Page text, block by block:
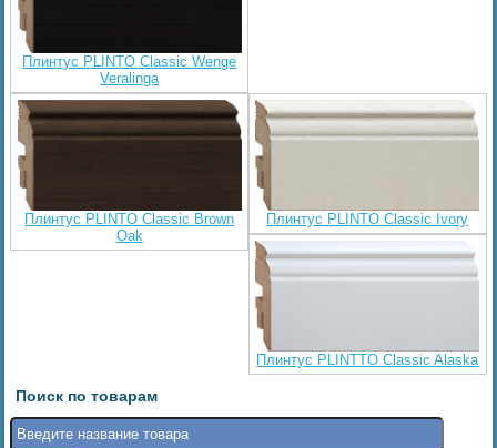
Плинтус PLINTO Classic Wenge
Veralinga
Плинтус PLINTO Classic Brown
Oak
Плинтус PLINTO Classic Ivory
Плинтус PLINTTO Classic Alaska
Поиск по товарам